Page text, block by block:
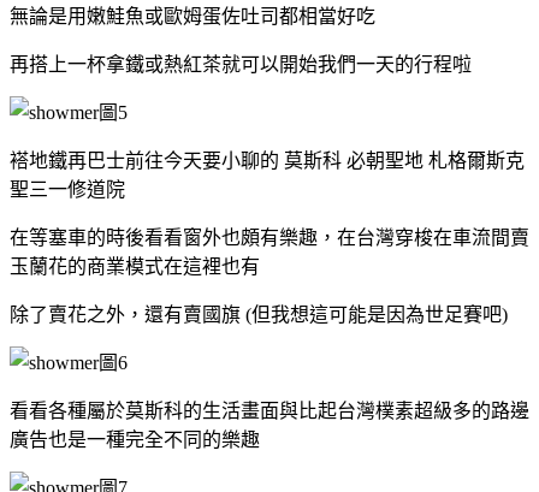
無論是用嫩鮭魚或歐姆蛋佐吐司都相當好吃
再搭上一杯拿鐵或熱紅茶就可以開始我們一天的行程啦
褡地鐵再巴士前往今天要小聊的 莫斯科 必朝聖地 札格爾斯克
聖三一修道院
在等塞車的時後看看窗外也頗有樂趣，在台灣穿梭在車流間賣
玉蘭花的商業模式在這裡也有
除了賣花之外，還有賣國旗 (但我想這可能是因為世足賽吧)
看看各種屬於莫斯科的生活畫面與比起台灣樸素超級多的路邊
廣告也是一種完全不同的樂趣